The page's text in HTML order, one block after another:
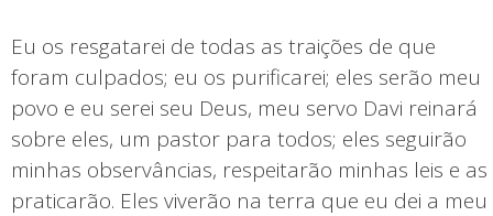
Eu os resgatarei de todas as traições de que
foram culpados; eu os purificarei; eles serão meu
povo e eu serei seu Deus, meu servo Davi reinará
sobre eles, um pastor para todos; eles seguirão
minhas observâncias, respeitarão minhas leis e as
praticarão. Eles viverão na terra que eu dei a meu